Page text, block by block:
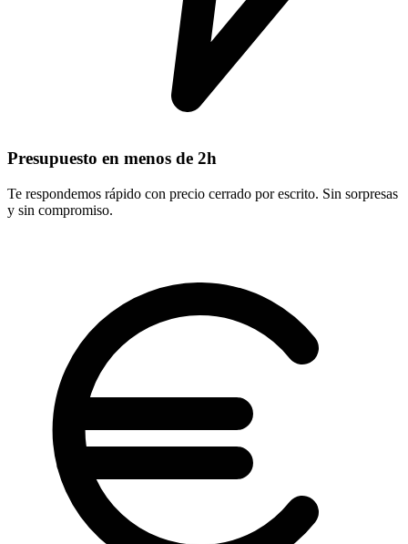
Presupuesto en menos de 2h
Te respondemos rápido con precio cerrado por escrito. Sin sorpresas
y sin compromiso.